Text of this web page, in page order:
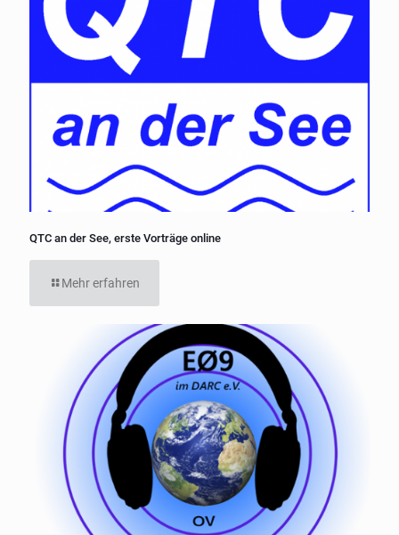
QTC an der See, erste Vorträge online
Mehr erfahren